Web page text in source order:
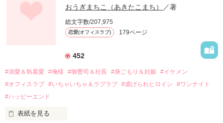
幼なじみの哲平に淡い恋心を抱いていた美桜。
しかし、ある出来事をきっかけに二人の関係は壊れてしまう。
関係修復もできないまま、美桜は両親の離婚によって
引っ越すことになり、哲平とも離れ離れになった。
それから約十二年後。
過去の傷から、二度と会いたくないと思っていた哲平に
運命のような再会を果たす。
酔った勢いで一夜を共にしてしまった。
さらに、美桜が初めてだと知った哲平は
おうぎまちこ（あきたこまち） ／著
総文字数/207,975
恋愛(オフィスラブ) 179ページ
452
#溺愛＆執着愛 #俺様 #御曹司＆社長 #身ごもり＆妊娠 #イケメン
#オフィスラブ #いちゃいちゃ＆ラブラブ #虐げられヒロイン
#ワンナイト
#ハッピーエンド
表紙を見る